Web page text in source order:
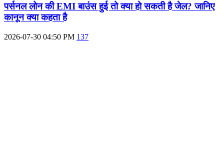
पर्सनल लोन की EMI बाउंस हुई तो क्या हो सकती है जेल? जानिए
कानून क्या कहता है
2026-07-30 04:50 PM 137